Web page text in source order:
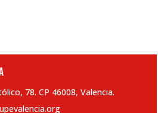
78. CP 46008, Valencia.